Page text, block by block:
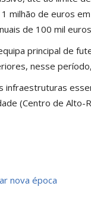
milhão de euros
de 100 mil
principal de
nesse
(Centro de Alto-
nova época